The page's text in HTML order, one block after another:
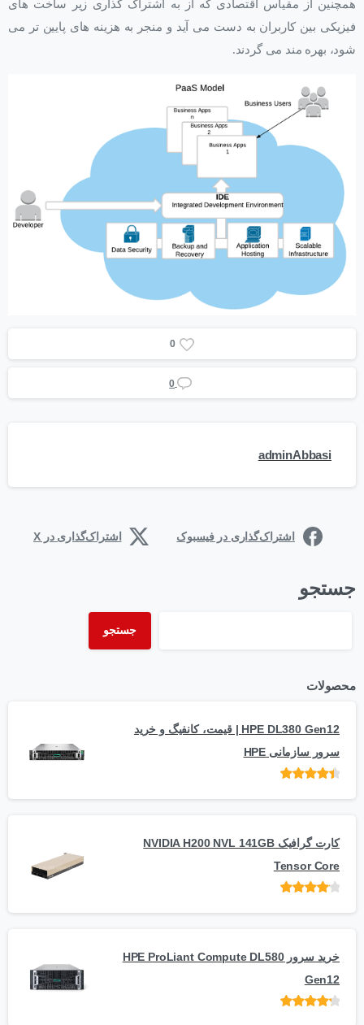
همچنین از مقیاس اقتصادی که از به اشتراک گذاری زیر ساخت های
فیزیکی بین کاربران به دست می آید و منجر به هزینه های پایین تر می
شود، بهره مند می گردند.
0
0
adminAbbasi
اشتراک‌گذاری در فیسبوک اشتراک‌گذاری در X
جستجو
جستجو
محصولات
HPE DL380 Gen12 | قیمت، کانفیگ و خرید
سرور سازمانی HPE
کارت گرافیک NVIDIA H200 NVL 141GB
Tensor Core
5
خرید سرور HPE ProLiant Compute DL580
Gen12